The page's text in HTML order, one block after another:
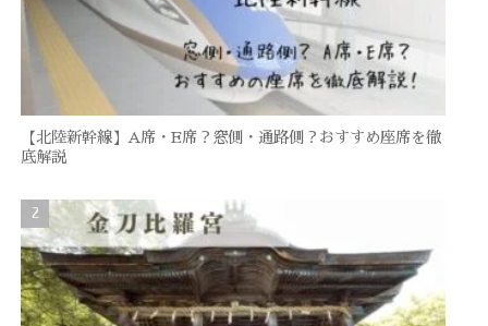
【北陸新幹線】A席・E席？窓側・通路側？おすすめ座席を徹
底解説